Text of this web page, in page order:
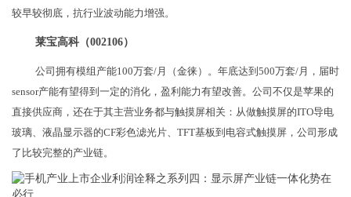
较早较彻底，抗行业波动能力增强。
莱宝高科（002106）
公司拥有模组产能100万套/月（金徕）。年底达到500万套/月，届时
sensor产能有望得到一定的消化，盈利能力有望改善。公司不仅是苹果的
直接供应商，还在于其主营业务都与触摸屏相关：从做触摸屏的ITO导电
玻璃、液晶显示器的CF彩色滤光片、TFT基板到电容式触摸屏，公司形成
了比较完整的产业链。